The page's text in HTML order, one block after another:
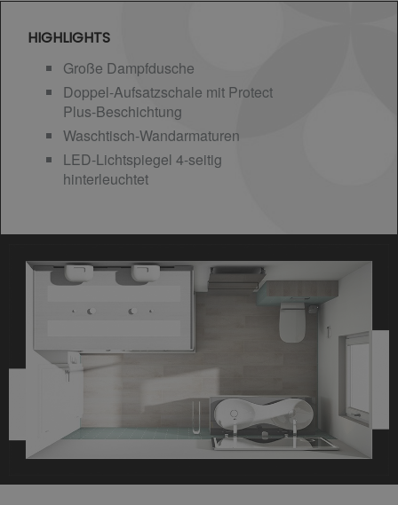
HIGHLIGHTS
Große Dampfdusche
Doppel-Aufsatzschale mit Protect
Plus-Beschichtung
Waschtisch-Wandarmaturen
LED-Lichtspiegel 4-seitig
hinterleuchtet